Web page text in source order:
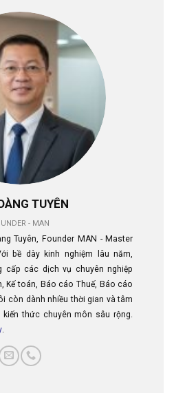
TUYÊN
- MAN
Tuyên, Founder MAN - Master
bề dày kinh nghiệm lâu năm,
các dịch vụ chuyên nghiệp
Kế toán, Báo cáo Thuế, Báo cáo
còn dành nhiều thời gian và tâm
kiến thức chuyên môn sâu rộng.
.